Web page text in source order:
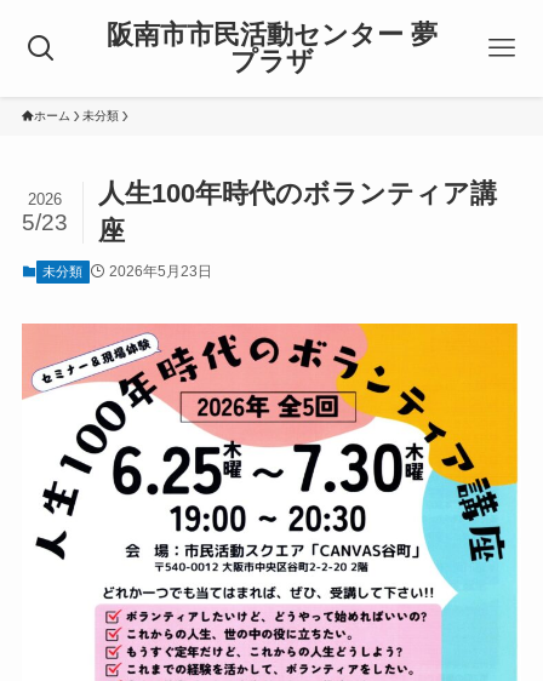
阪南市市民活動センター 夢
プラザ
ホーム 未分類
人生100年時代のボランティア講
座
2026
5/23
未分類 2026年5月23日